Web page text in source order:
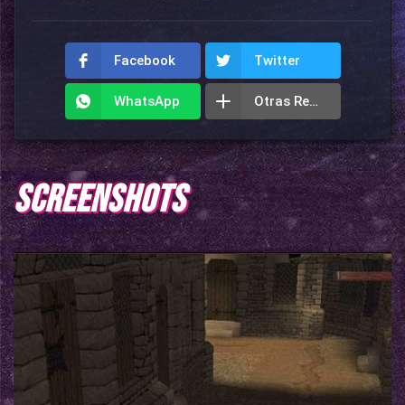
Facebook Twitter
WhatsApp Otras Redes
SCREENSHOTS